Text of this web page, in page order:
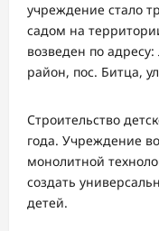
учреждение стало
садом на
возведен по
район, пос. Битца,
Строительство
года. Учреждение
монолитной
создать
детей.